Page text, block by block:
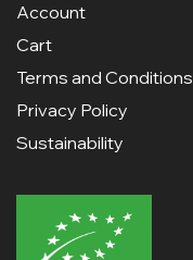
Account
Cart
Terms and Conditions
Privacy Policy
Sustainability